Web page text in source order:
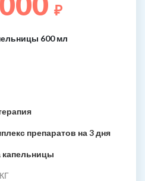
₽
600 мл
препаратов на 3 дня
капельницы